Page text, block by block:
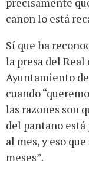
canon lo está
Sí que ha
la presa del
Ayuntamiento
cuando
las razones son
del pantano está
al mes, y eso
meses”.